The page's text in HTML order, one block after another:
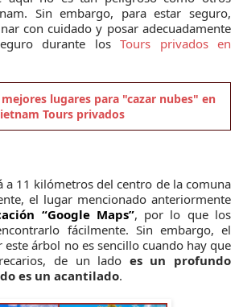
Sin embargo, para estar seguro,
con cuidado y posar adecuadamente
durante losTours privados en
mejores lugares para "cazar nubes" en
Tours privados
a 11 kilómetros del centro de la comuna
el lugar mencionado anteriormente
“Google Maps”, por lo que los
fácilmente. Sin embargo, el
árbol no es sencillo cuando hay que
de un lado es un profundo
es un acantilado.